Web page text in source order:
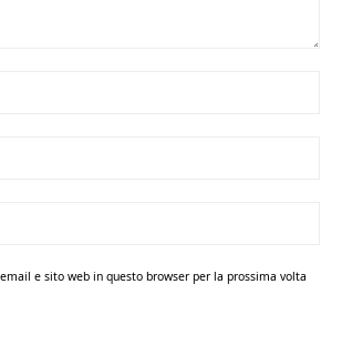
e sito web in questo browser per la prossima volta